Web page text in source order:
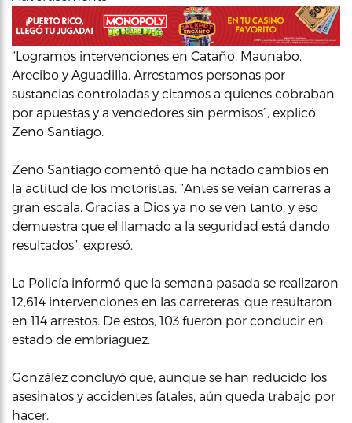
“Logramos intervenciones en Cataño, Maunabo,
Arecibo y Aguadilla. Arrestamos personas por
sustancias controladas y citamos a quienes cobraban
por apuestas y a vendedores sin permisos”, explicó
Zeno Santiago.
Zeno Santiago comentó que ha notado cambios en
la actitud de los motoristas. “Antes se veían carreras a
gran escala. Gracias a Dios ya no se ven tanto, y eso
demuestra que el llamado a la seguridad está dando
resultados”, expresó.
La Policía informó que la semana pasada se realizaron
12,614 intervenciones en las carreteras, que resultaron
en 114 arrestos. De estos, 103 fueron por conducir en
estado de embriaguez.
González concluyó que, aunque se han reducido los
asesinatos y accidentes fatales, aún queda trabajo por
hacer.